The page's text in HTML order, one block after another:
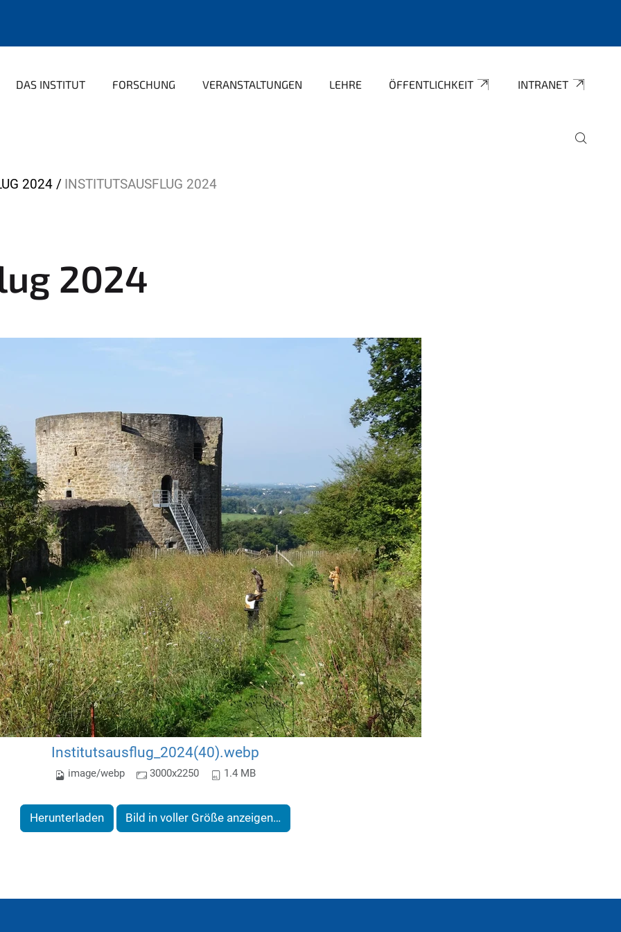
DAS INSTITUT FORSCHUNG VERANSTALTUNGEN LEHRE ÖFFENTLICHKEIT INTRANET
2024 INSTITUTSAUSFLUG 2024
2024
Institutsausflug_2024(40).webp
image/webp 3000x2250 1.4 MB
Herunterladen Bild in voller Größe anzeigen…